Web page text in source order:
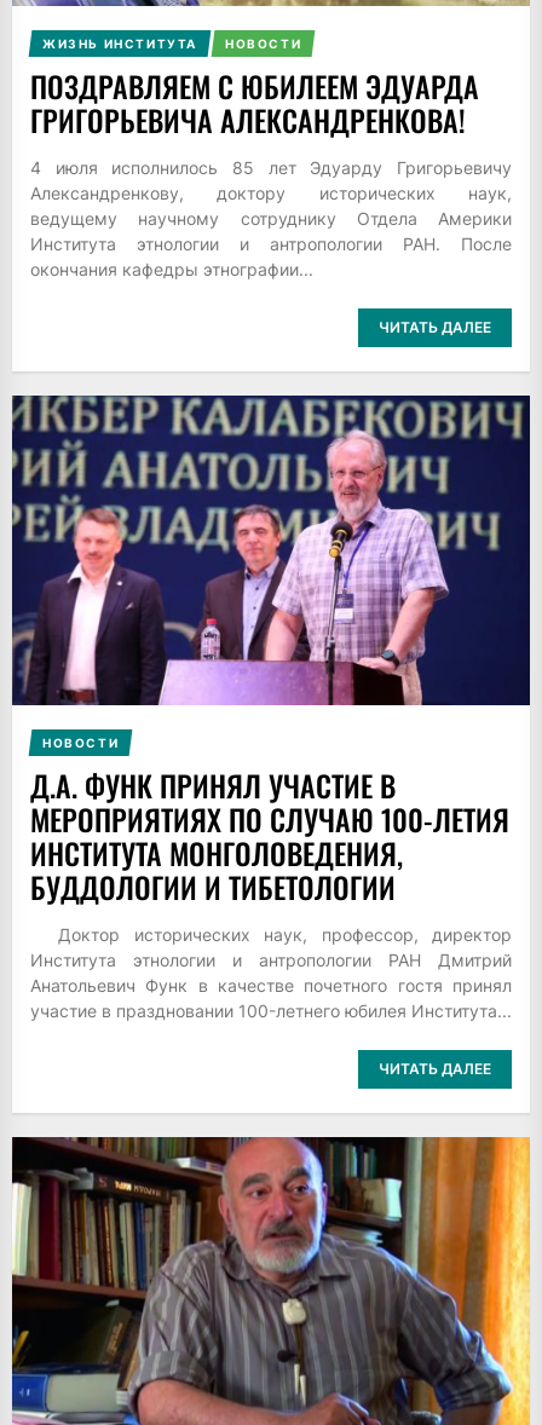
ЖИЗНЬ ИНСТИТУТА НОВОСТИ
ПОЗДРАВЛЯЕМ С ЮБИЛЕЕМ ЭДУАРДА
ГРИГОРЬЕВИЧА АЛЕКСАНДРЕНКОВА!
4 июля исполнилось 85 лет Эдуарду Григорьевичу
Александренкову, доктору исторических наук,
ведущему научному сотруднику Отдела Америки
Института этнологии и антропологии РАН. После
окончания кафедры этнографии...
ЧИТАТЬ ДАЛЕЕ
НОВОСТИ
Д.А. ФУНК ПРИНЯЛ УЧАСТИЕ В
МЕРОПРИЯТИЯХ ПО СЛУЧАЮ 100-ЛЕТИЯ
ИНСТИТУТА МОНГОЛОВЕДЕНИЯ,
БУДДОЛОГИИ И ТИБЕТОЛОГИИ
Доктор исторических наук, профессор, директор
Института этнологии и антропологии РАН Дмитрий
Анатольевич Функ в качестве почетного гостя принял
участие в праздновании 100-летнего юбилея Института...
ЧИТАТЬ ДАЛЕЕ